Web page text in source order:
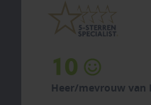
10
Heer/mevrouw van